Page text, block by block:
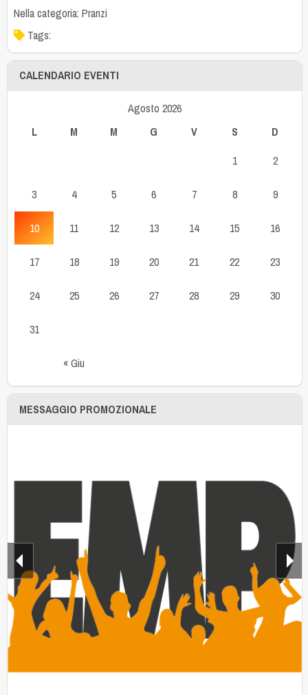
Nella categoria: Pranzi
Tags:
CALENDARIO EVENTI
Agosto 2026
L
M M G V S D
« Giu
1 2
3 4 5 6 7 8 9
10 11 12 13 14 15 16
17 18 19 20 21 22 23
24 25 26 27 28 29 30
31
MESSAGGIO PROMOZIONALE